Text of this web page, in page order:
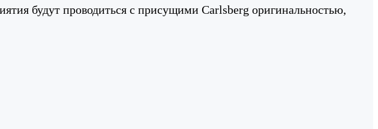
будут проводиться с присущими Carlsberg оригинальностью,